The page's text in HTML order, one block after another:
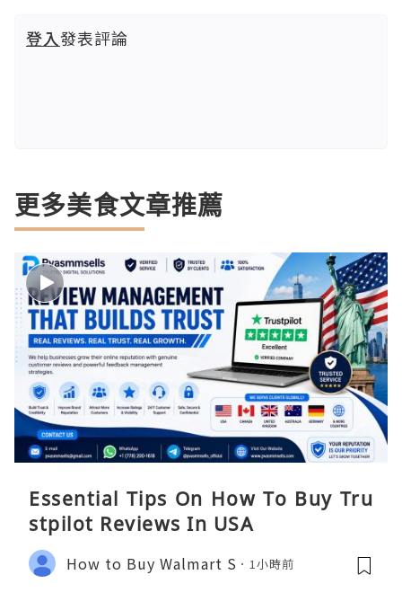
登入發表評論
更多美食文章推薦
Essential Tips On How To Buy Tru
stpilot Reviews In USA
How to Buy Walmart S 1小時前